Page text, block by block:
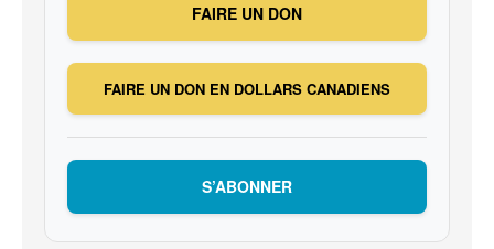
FAIRE UN DON
FAIRE UN DON EN DOLLARS CANADIENS
S’ABONNER